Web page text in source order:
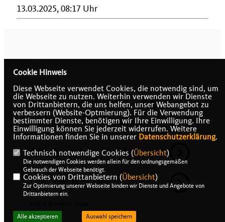
13.03.2025, 08:17 Uhr
IMPRESSUM DATENSCHUTZ KONTAKT
CDU Kreisverband Paderborn
CDU Nordrhein-Westfalen
CDU Deutschland
Biermeyer
Cookie Hinweis
Diese Webseite verwendet Cookies, die notwendig sind, um
die Webseite zu nutzen. Weiterhin verwenden wir Dienste
von Drittanbietern, die uns helfen, unser Webangebot zu
verbessern (Website-Optmierung). Für die Verwendung
bestimmter Dienste, benötigen wir Ihre Einwilligung. Ihre
Einwilligung können Sie jederzeit widerrufen. Weitere
Informationen finden Sie in unserer Datenschutzerklärung.
Technisch notwendige Cookies (Übersicht)
Die notwendigen Cookies werden allein für den ordnungsgemäßen
Gebrauch der Webseite benötigt.
Cookies von Drittanbietern (Übersicht)
Zur Optimierung unserer Webseite binden wir Dienste und Angebote von
Drittanbietern ein.
Alle akzeptieren Auswahl speichern